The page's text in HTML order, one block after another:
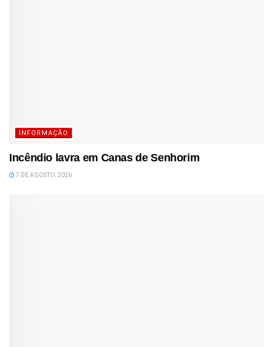
INFORMAÇÃO
Incêndio lavra em Canas de Senhorim
7 DE AGOSTO, 2026